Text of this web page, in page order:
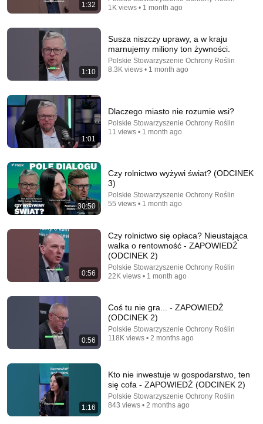
BYŁYM MĘŻU. Latami sprawiał, że czuła się
NAJGORSZA
Kozaczek
New 311K views
z brzucha!
Czas na Zdrowie
New 22K views
1:32
1K views • 1 month ago
1:10
Susza niszczy uprawy, a w kraju
marnujemy miliony ton żywności.
Polskie Stowarzyszenie Ochrony Roślin
8.3K views • 1 month ago
1:01
Dlaczego miasto nie rozumie wsi?
Polskie Stowarzyszenie Ochrony Roślin
11 views • 1 month ago
30:50
Czy rolnictwo wyżywi świat? (ODCINEK
3)
Polskie Stowarzyszenie Ochrony Roślin
55 views • 1 month ago
0:56
Czy rolnictwo się opłaca? Nieustająca
walka o rentowność - ZAPOWIEDŹ
(ODCINEK 2)
Polskie Stowarzyszenie Ochrony Roślin
22K views • 1 month ago
0:56
Coś tu nie gra... - ZAPOWIEDŹ
(ODCINEK 2)
Polskie Stowarzyszenie Ochrony Roślin
118K views • 2 months ago
1:16
Kto nie inwestuje w gospodarstwo, ten
się cofa - ZAPOWIEDŹ (ODCINEK 2)
Polskie Stowarzyszenie Ochrony Roślin
843 views • 2 months ago